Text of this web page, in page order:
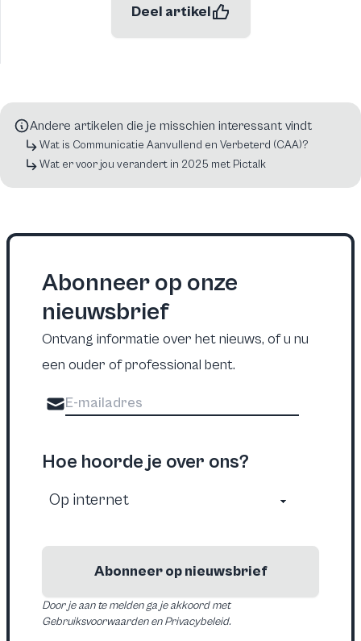
Deel artikel
Andere artikelen die je misschien interessant vindt
Wat is Communicatie Aanvullend en Verbeterd (CAA)?
Wat er voor jou verandert in 2025 met Pictalk
Abonneer op onze
nieuwsbrief
Ontvang informatie over het nieuws, of u nu
een ouder of professional bent.
Hoe hoorde je over ons?
Abonneer op nieuwsbrief
Door je aan te melden ga je akkoord met
Gebruiksvoorwaarden en Privacybeleid.